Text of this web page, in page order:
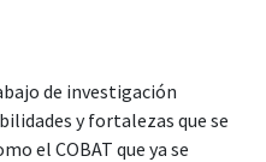
de investigación
y fortalezas que se
el COBAT que ya se